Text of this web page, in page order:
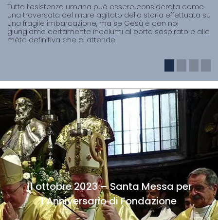
Tutta l’esistenza umana può essere considerata come
una traversata del mare agitato della storia effettuata su
una fragile imbarcazione, ma se Gesù è con noi
giungiamo certamente incolumi al porto sospirato e alla
mèta definitiva che ci attende.
11 ottobre 2023 – Santa Messa per
l’Anniversario di Fondazione